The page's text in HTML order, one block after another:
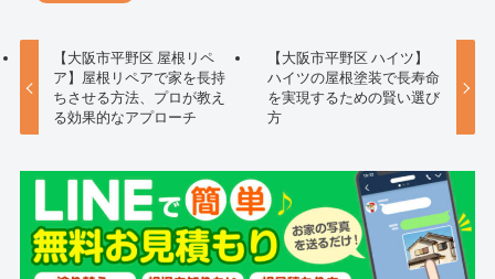
【大阪市平野区 屋根リペ
ア】屋根リペアで家を長持
ちさせる方法、プロが教え
る効果的なアプローチ
【大阪市平野区 ハイツ】
ハイツの屋根塗装で長寿命
を実現するための賢い選び
方